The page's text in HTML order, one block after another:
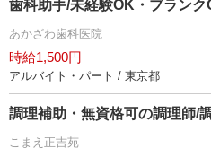
歯科助手/未経験OK・ブランク
あかざわ歯科医院
時給1,500円
アルバイト・パート / 東京都
調理補助・無資格可の調理師/
こまえ正吉苑